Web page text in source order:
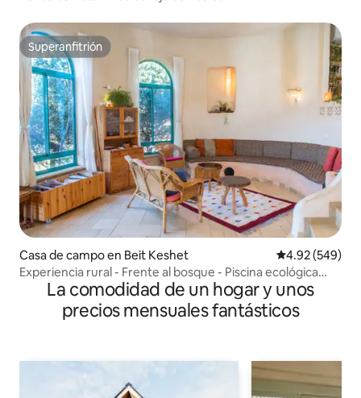
Superanfitrión
Superanfitrión
Casa de campo en Beit Keshet Calificación
4.92 (549)
Experiencia rural - Frente al bosque - Piscina ecológica
para inmersión
La comodidad de un hogar y unos
precios mensuales fantásticos